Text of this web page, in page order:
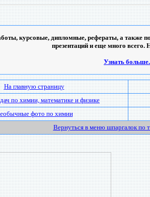
курсовые, дипломные, рефераты, а также
презентаций и еще много всего.
Узнать
На главную страницу
по химии, математике и физике
фото по химии
Вернуться в меню шпаргалок по